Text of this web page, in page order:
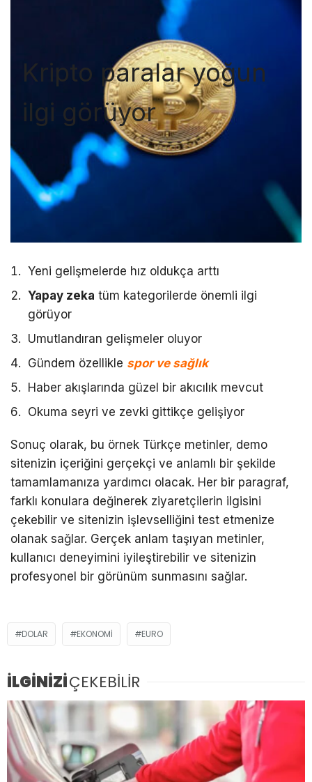
Kripto paralar yoğun
ilgi görüyor
Yeni gelişmelerde hız oldukça arttı
Yapay zeka tüm kategorilerde önemli ilgi
görüyor
Umutlandıran gelişmeler oluyor
Gündem özellikle spor ve sağlık
Haber akışlarında güzel bir akıcılık mevcut
Okuma seyri ve zevki gittikçe gelişiyor
Sonuç olarak, bu örnek Türkçe metinler, demo
sitenizin içeriğini gerçekçi ve anlamlı bir şekilde
tamamlamanıza yardımcı olacak. Her bir paragraf,
farklı konulara değinerek ziyaretçilerin ilgisini
çekebilir ve sitenizin işlevselliğini test etmenize
olanak sağlar. Gerçek anlam taşıyan metinler,
kullanıcı deneyimini iyileştirebilir ve sitenizin
profesyonel bir görünüm sunmasını sağlar.
DOLAR EKONOMI EURO
İLGİNİZİÇEKEBİLİR